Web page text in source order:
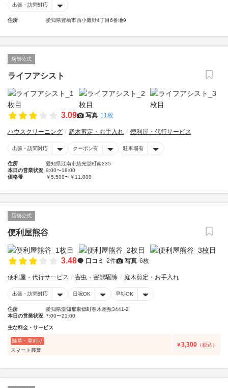
出張・訪問対応
住所 愛知県豊橋市西小鷹野4丁目6番地9
店舗公式
ライフアシスト
3.09 写真 11枚
ハウスクリーニング 庭木剪定・お手入れ 便利屋・代行サービス
出張・訪問対応 クーポン有 駐車場有
住所
愛知県江南市慈光堂町南235
本日の営業状況 9:00〜18:00
価格帯
￥5,500〜￥11,000
店舗公式
便利屋熊谷
3.48 口コミ 2件 写真 6枚
便利屋・代行サービス 害虫・害獣駆除 庭木剪定・お手入れ
出張・訪問対応 日祝OK 早朝OK
住所
愛知県愛知郡東郷町春木屋敷3441-2
本日の営業状況 7:00〜21:00
主な料金・サービス
除草・草刈り
スマート農業
￥3,300 （税込）